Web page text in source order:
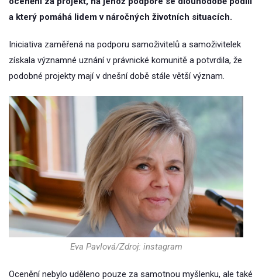
a který pomáhá lidem v náročných životních situacích.
Iniciativa zaměřená na podporu samoživitelů a samoživitelek
získala významné uznání v právnické komunitě a potvrdila, že
podobné projekty mají v dnešní době stále větší význam.
Eva Pavlová/Zdroj: instagram
Ocenění nebylo uděleno pouze za samotnou myšlenku, ale také